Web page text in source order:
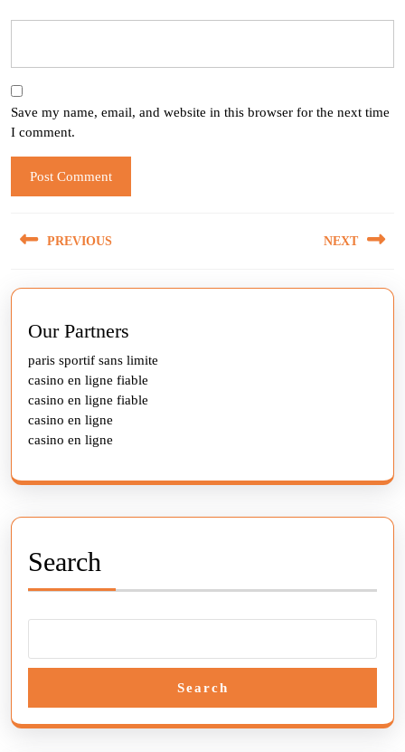
Save my name, email, and website in this browser for the next time
I comment.
navigation
PREVIOUS NEXT
Our Partners
paris sportif sans limite
casino en ligne fiable
casino en ligne fiable
casino en ligne
casino en ligne
Search
Search